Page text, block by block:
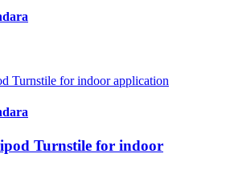
Turnstile for indoor